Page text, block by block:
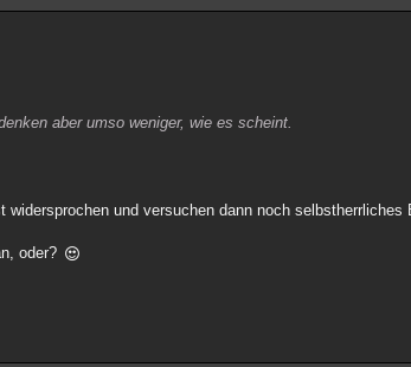
aber umso weniger, wie es scheint.
und versuchen dann noch selbstherrliches
oder?